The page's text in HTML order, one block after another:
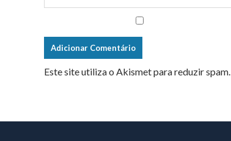
Este site utiliza o Akismet para reduzir spam.